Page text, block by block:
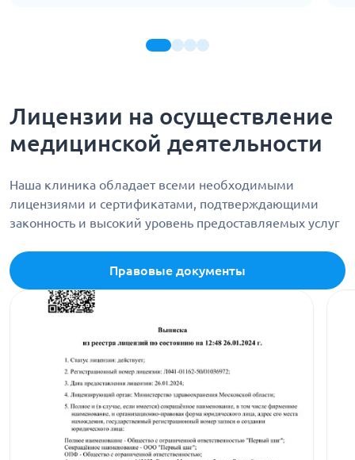
Лицензии на осуществление
медицинской деятельности
Наша клиника обладает всеми необходимыми
лицензиями и сертификатами, подтверждающими
законность и высокий уровень предоставляемых услуг
Правовые документы